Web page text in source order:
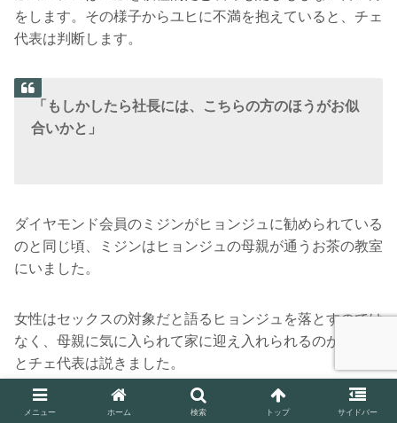
をします。その様子からユヒに不満を抱えていると、チェ
代表は判断します。
「もしかしたら社長には、こちらの方のほうがお似
合いかと」
ダイヤモンド会員のミジンがヒョンジュに勧められている
のと同じ頃、ミジンはヒョンジュの母親が通うお茶の教室
にいました。
女性はセックスの対象だと語るヒョンジュを落とすのでは
なく、母親に気に入られて家に迎え入れられるのが最善だ
とチェ代表は説きました。
メニュー ホーム 検索 トップ サイドバー